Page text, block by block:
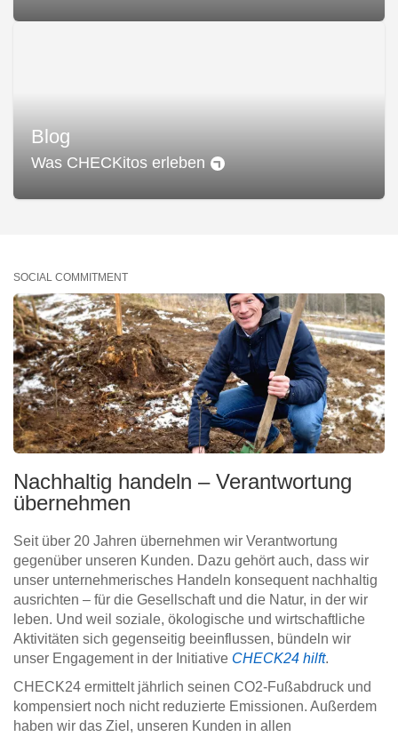
Blog
Was CHECKitos erleben
SOCIAL COMMITMENT
Nachhaltig handeln – Verantwortung
übernehmen
Seit über 20 Jahren übernehmen wir Verantwortung
gegenüber unseren Kunden. Dazu gehört auch, dass wir
unser unternehmerisches Handeln konsequent nachhaltig
ausrichten – für die Gesellschaft und die Natur, in der wir
leben. Und weil soziale, ökologische und wirtschaftliche
Aktivitäten sich gegenseitig beeinflussen, bündeln wir
unser Engagement in der Initiative CHECK24 hilft.
CHECK24 ermittelt jährlich seinen CO2-Fußabdruck und
kompensiert noch nicht reduzierte Emissionen. Außerdem
haben wir das Ziel, unseren Kunden in allen